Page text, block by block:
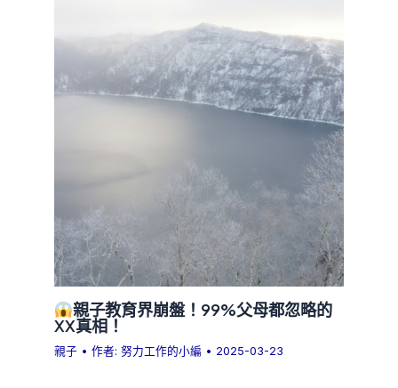
親子教育界崩盤！99%父母都忽略的
XX真相！
親子 • 作者:努力工作的小編 • 2025-03-23